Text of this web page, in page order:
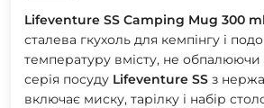
Lifeventure SS Camping Mug 300 ml
сталева гкухоль для кемпінгу і
температуру вмісту, не обпалюючи
серія посуду Lifeventure SS з
включає миску, тарілку і набір